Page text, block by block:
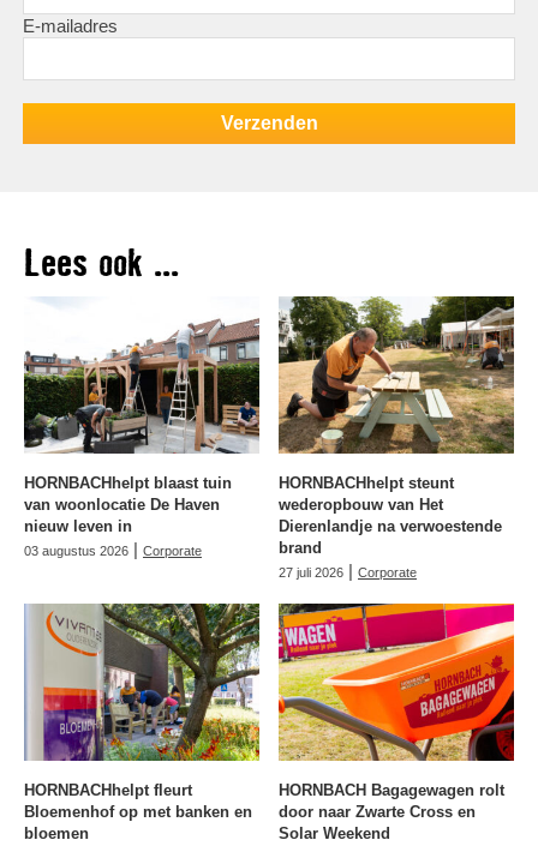
E-mailadres
Lees ook ...
HORNBACHhelpt blaast tuin
van woonlocatie De Haven
nieuw leven in
03 augustus 2026 | Corporate
HORNBACHhelpt steunt
wederopbouw van Het
Dierenlandje na verwoestende
brand
27 juli 2026 | Corporate
HORNBACHhelpt fleurt
Bloemenhof op met banken en
bloemen
HORNBACH Bagagewagen rolt
door naar Zwarte Cross en
Solar Weekend